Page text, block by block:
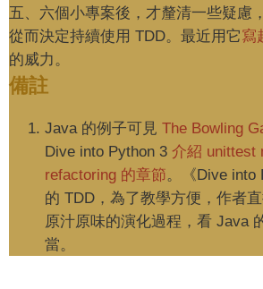
五、六個小專案後，才釐清一些疑慮
從而決定持續使用 TDD。最近用它寫
的威力。
備註
Java 的例子可見 The Bowling
Dive into Python 3 介紹 unittest
refactoring 的章節。《Dive into
的 TDD，為了教學方便，作者
原汁原味的演化過程，看 Java
當。